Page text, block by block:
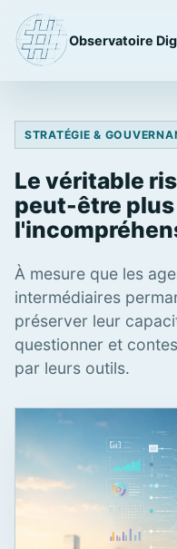
Observatoire
STRATÉGIE &
Le véritable
peut-être
À mesure que les
intermédiaires
préserver leur
questionner et
par leurs outils.